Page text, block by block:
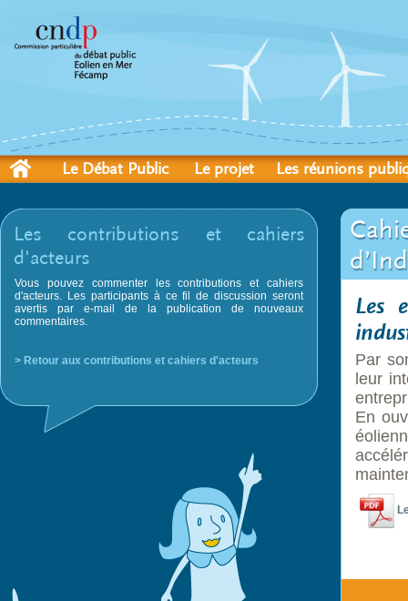
Le Débat Public Le projet Les réunions
Les contributions et cahiers
d'acteurs
Vous pouvez commenter les contributions et cahiers
d'acteurs. Les participants à ce fil de discussion seront
avertis par e-mail de la publication de nouveaux
commentaires.
> Retour aux contributions et cahiers d'acteurs
Les
Par
leur
En